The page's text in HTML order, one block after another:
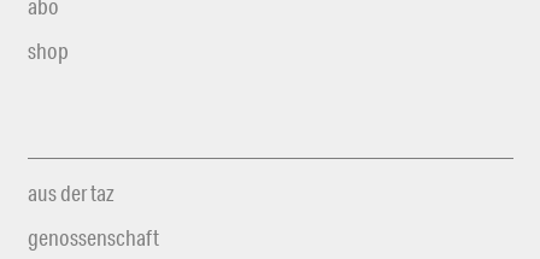
abo
shop
aus der taz
genossenschaft